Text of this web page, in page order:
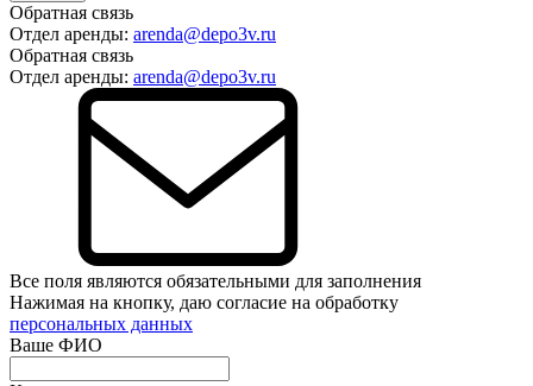
Обратная связь
Отдел аренды: arenda@depo3v.ru
Обратная связь
Отдел аренды: arenda@depo3v.ru
Все поля являются обязательными для заполнения
Нажимая на кнопку, даю согласие на обработку
персональных данных
Ваше ФИО